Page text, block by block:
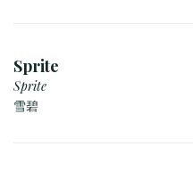
Sprite
Sprite
雪碧